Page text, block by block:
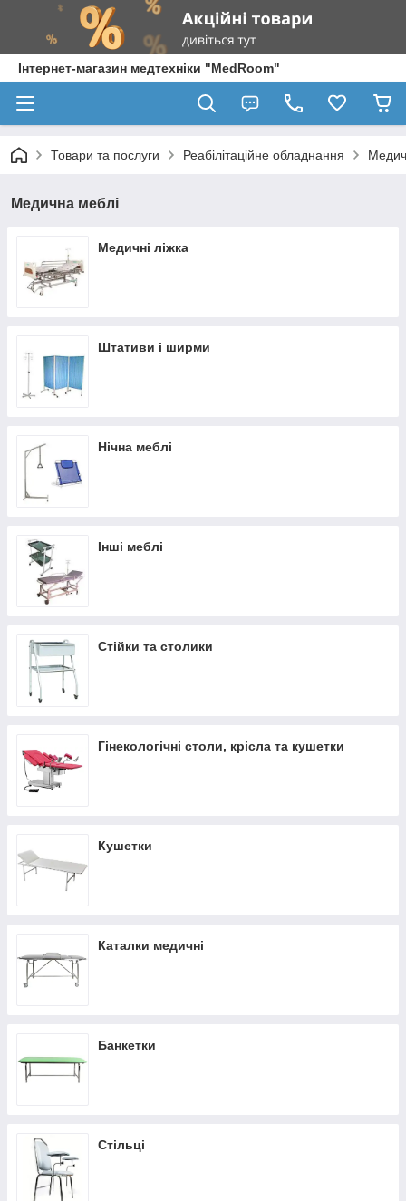
Інтернет-магазин медтехніки "MedRoom"
Товари та послуги Реабілітаційне обладнання
Медична меблі
Медичні ліжка
Штативи і ширми
Нічна меблі
Інші меблі
Стійки та столики
Гінекологічні столи, крісла та кушетки
Кушетки
Каталки медичні
Банкетки
Стільці